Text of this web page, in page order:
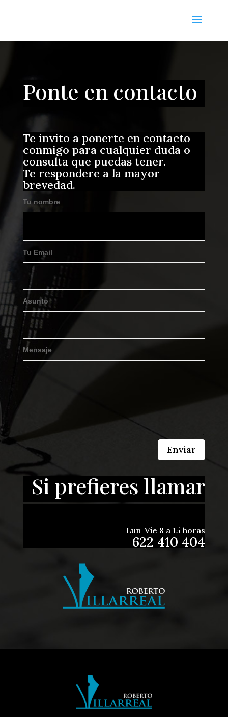
Ponte en contacto
Te invito a ponerte en contacto
conmigo para cualquier duda o
consulta que puedas tener.
Te respondere a la mayor
brevedad.
Tu nombre
Tu Email
Asunto
Mensaje
Enviar
Si prefieres llamar
Lun-Vie 8 a 15 horas
622 410 404